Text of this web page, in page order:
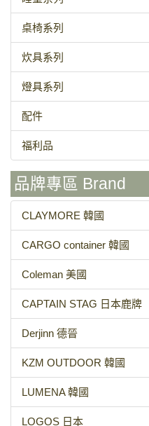
桌椅系列
炊具系列
燈具系列
配件
福利品
品牌專區 Brand
CLAYMORE 韓國
CARGO container 韓國
Coleman 美國
CAPTAIN STAG 日本鹿牌
Derjinn 德晉
KZM OUTDOOR 韓國
LUMENA 韓國
LOGOS 日本